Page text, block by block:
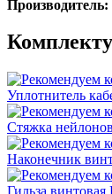
Производитель:
Уплотнитель
Стяжка
Наконечник